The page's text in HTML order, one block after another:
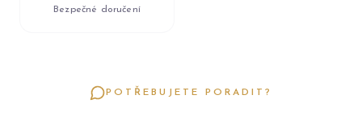
Bezpečné doručení
POTŘEBUJETE PORADIT?